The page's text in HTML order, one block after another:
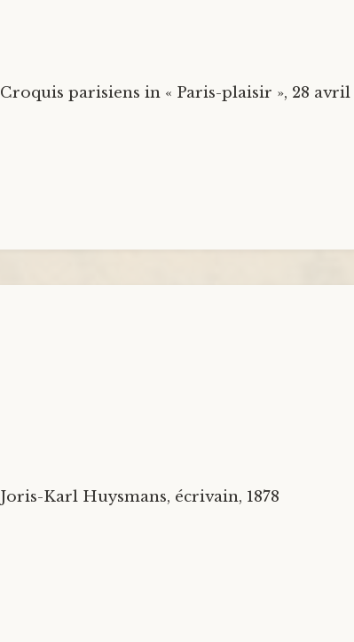
Croquis parisiens in « Paris-plaisir », 28 avril
Joris-Karl Huysmans, écrivain, 1878